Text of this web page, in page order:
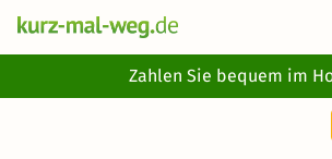
Zahlen Sie bequem im